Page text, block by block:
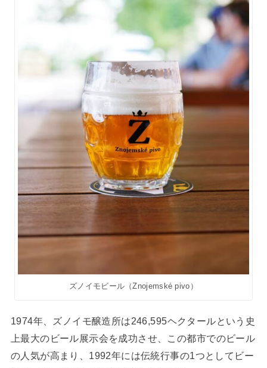
ズノイモビール（Znojemské pivo）
1974年、ズノイモ醸造所は246,595ヘクタールという史
上最大のビール展示会を成功させ、この都市でのビール
の人気が高まり、1992年には伝統行事の1つとしてビー